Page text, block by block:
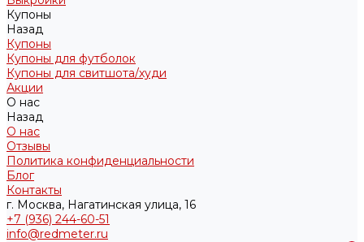
Купоны
Назад
Купоны
Купоны для футболок
Купоны для свитшота/худи
Акции
О нас
Назад
О нас
Отзывы
Политика конфиденциальности
Блог
Контакты
г. Москва, Нагатинская улица, 16
+7 (936) 244-60-51
info@redmeter.ru